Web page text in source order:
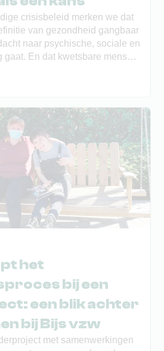
crisisbeleid merken we dat
van gezondheid gangbaar
naar psychische, sociale en
En dat kwetsbare mensen
worden gezien in de strijd
maatschappelijke
te herbekijken.
het
bij een
een blik achter
bij Bijs vzw
met samenwerkingen